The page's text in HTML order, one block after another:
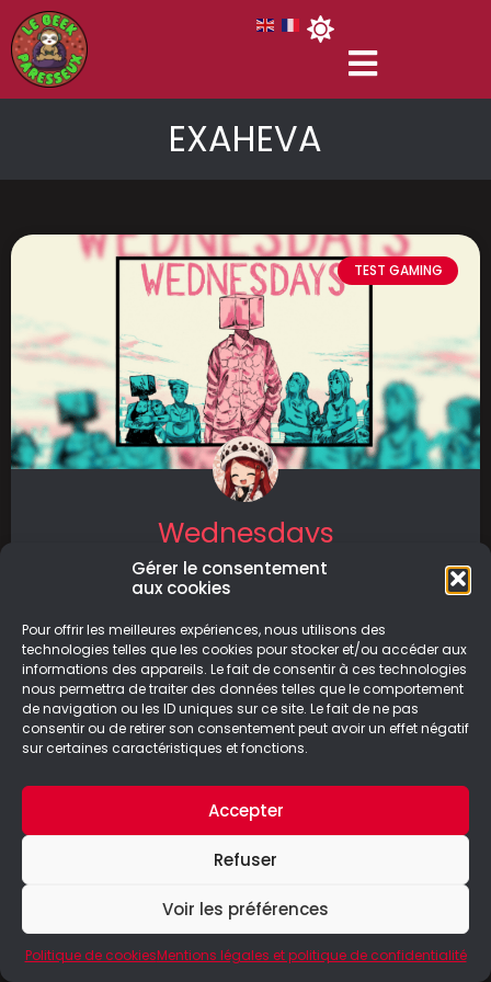
Gérer le consentement
aux cookies
Pour offrir les meilleures expériences, nous utilisons des
technologies telles que les cookies pour stocker et/ou accéder aux
informations des appareils. Le fait de consentir à ces technologies
nous permettra de traiter des données telles que le comportement
de navigation ou les ID uniques sur ce site. Le fait de ne pas
consentir ou de retirer son consentement peut avoir un effet négatif
sur certaines caractéristiques et fonctions.
Accepter
Refuser
Voir les préférences
Politique de cookiesMentions légales et politique de confidentialité
EXAHEVA
TEST GAMING
Wednesdays
Découvrez Wednesdays, un jeu intense et
telles que la violence sexuelle, l’orientation
sexuelle et
LIRE LA SUITE
30/03/2025
confidentialité